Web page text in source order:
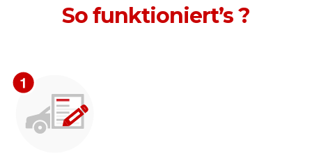
So funktioniert’s ?